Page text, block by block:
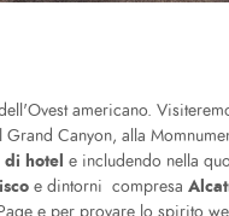
americano.
Canyon, alla
di hotel e includendo nella
e dintorni compresa